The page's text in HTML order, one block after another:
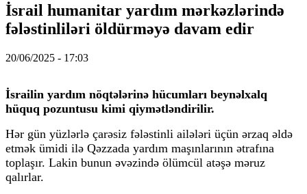
İsrail humanitar yardım mərkəzlərində
fələstinliləri öldürməyə davam edir
20/06/2025 - 17:03
İsrailin yardım nöqtələrinə hücumları beynəlxalq
hüquq pozuntusu kimi qiymətləndirilir.
Hər gün yüzlərlə çarəsiz fələstinli ailələri üçün ərzaq əldə
etmək ümidi ilə Qəzzada yardım maşınlarının ətrafına
toplaşır. Lakin bunun əvəzində ölümcül atəşə məruz
qalırlar.